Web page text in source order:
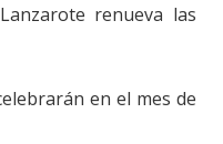
renueva las
en el mes de